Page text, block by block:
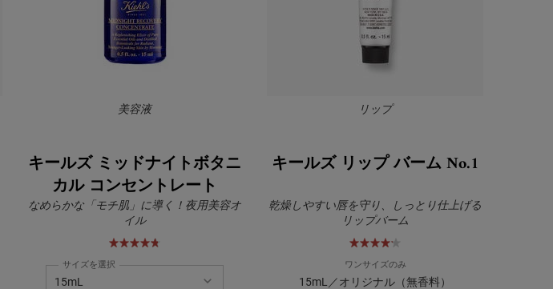
美容液
キールズ ミッドナイトボタニ
カル コンセントレート
なめらかな「モチ肌」に導く！夜用美容オ
イル
サイズを選択
リップ
キールズ リップ バーム No.1
乾燥しやすい唇を守り、しっとり仕上げる
リップバーム
ワンサイズのみ
15mL／オリジナル（無香料）